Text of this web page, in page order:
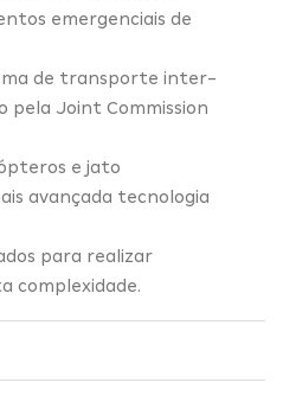
emergenciais de
de transporte inter-
pela Joint Commission
e jato
avançada tecnologia
para realizar
complexidade.